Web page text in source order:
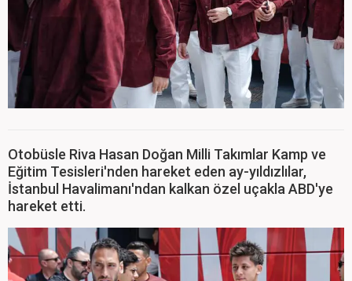
Otobüsle Riva Hasan Doğan Milli Takımlar Kamp ve
Eğitim Tesisleri'nden hareket eden ay-yıldızlılar,
İstanbul Havalimanı'ndan kalkan özel uçakla ABD'ye
hareket etti.